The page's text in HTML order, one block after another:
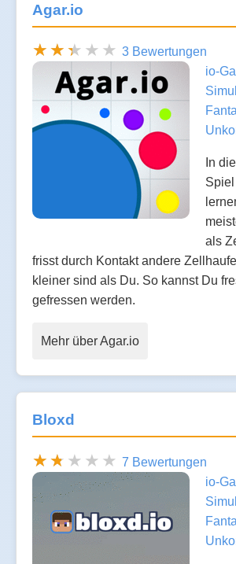
Agar.io
3 Bewertungen
io-
In
als
frisst durch Kontakt andere
kleiner sind als Du. So kannst Du
gefressen werden.
Mehr über Agar.io
Bloxd
7 Bewertungen
io-